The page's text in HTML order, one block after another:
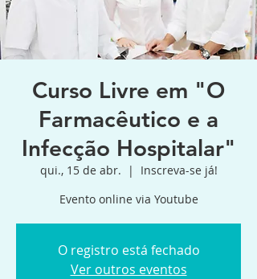
Curso Livre em "O
Farmacêutico e a
Infecção Hospitalar"
qui., 15 de abr.
  |
Inscreva-se já!
Evento online via Youtube
O registro está fechado
Ver outros eventos